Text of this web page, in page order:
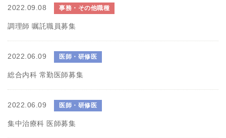
2022.09.08 事務・その他職種
調理師 嘱託職員募集
2022.06.09 医師・研修医
総合内科 常勤医師募集
2022.06.09 医師・研修医
集中治療科 医師募集